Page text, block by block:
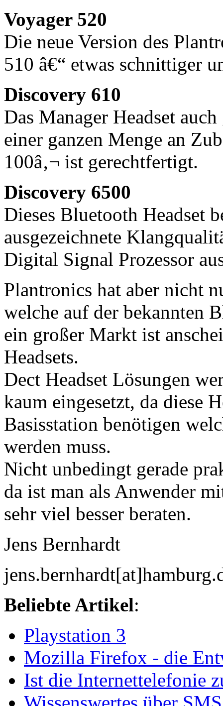
Voyager 520
Die neue Version des
510 â€“ etwas schnittiger
Discovery 610
Das Manager Headset
einer ganzen Menge an
100â‚¬ ist gerechtfertigt.
Discovery 6500
Dieses Bluetooth Headset
ausgezeichnete
Digital Signal Prozessor
Plantronics hat aber nicht
welche auf der bekannten
ein großer Markt ist
Headsets.
Dect Headset Lösungen
kaum eingesetzt, da diese
Basisstation benötigen
werden muss.
Nicht unbedingt gerade
da ist man als Anwender
sehr viel besser beraten.
Jens Bernhardt
Beliebte Artikel:
Playstation 3
Mozilla Firefox - die
Ist die Internettelefonie